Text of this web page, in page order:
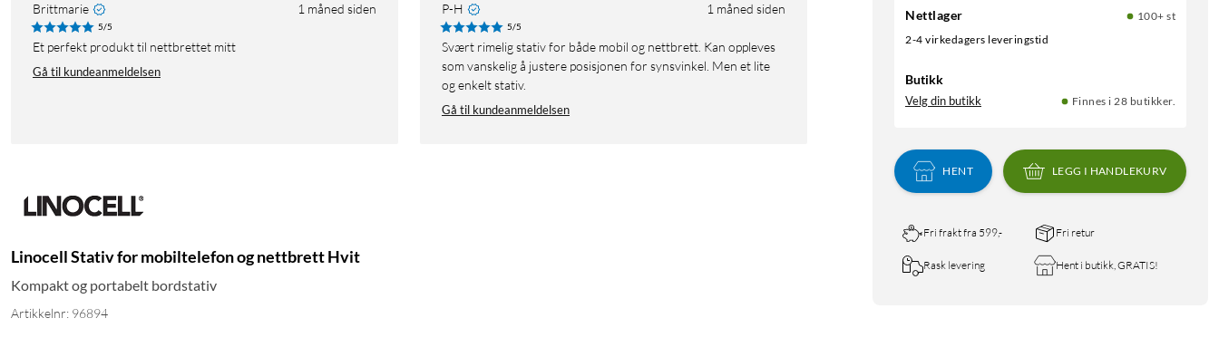
Nettlager
100+ st
2-4 virkedagers leveringstid
Butikk
Velg din butikk Finnes i 28 butikker.
HENT LEGG I HANDLEKURV
Fri frakt fra 599,- Fri retur
Rask levering Hent i butikk, GRATIS!
Brittmarie 1 måned siden
5/5
Et perfekt produkt til nettbrettet mitt
Gå til kundeanmeldelsen
P-H 1 måned siden
5/5
Svært rimelig stativ for både mobil og nettbrett. Kan oppleves
som vanskelig å justere posisjonen for synsvinkel. Men et lite
og enkelt stativ.
Gå til kundeanmeldelsen
Linocell Stativ for mobiltelefon og nettbrett Hvit
Kompakt og portabelt bordstativ
Artikkelnr: 96894